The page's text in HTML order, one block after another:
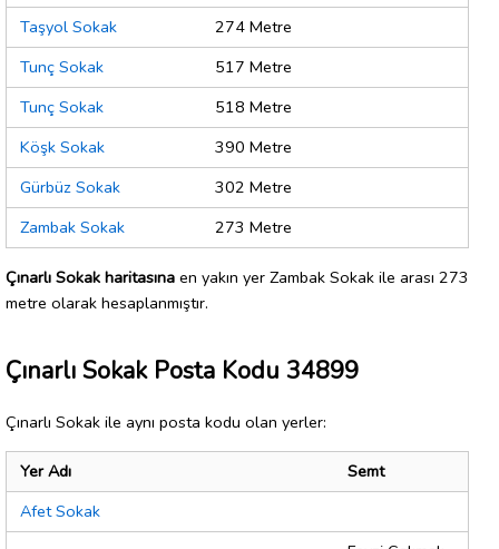
Taşyol Sokak
274 Metre
Tunç Sokak
517 Metre
Tunç Sokak
518 Metre
Köşk Sokak
390 Metre
Gürbüz Sokak
302 Metre
Zambak Sokak
273 Metre
Çınarlı Sokak haritasına en yakın yer Zambak Sokak ile arası 273
metre olarak hesaplanmıştır.
Çınarlı Sokak Posta Kodu 34899
Çınarlı Sokak ile aynı posta kodu olan yerler:
Yer Adı
Semt
Afet Sokak